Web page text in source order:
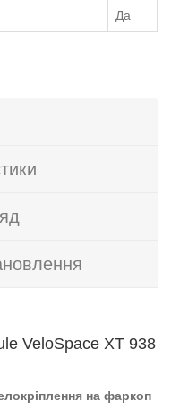
Да
VeloSpace XT 938
на фаркоп